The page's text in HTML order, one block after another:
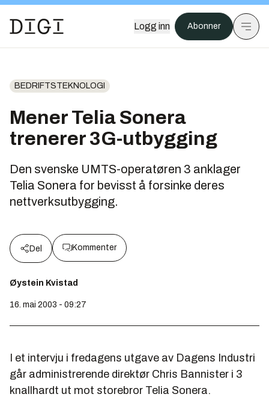
Logg inn Abonner
BEDRIFTSTEKNOLOGI
Mener Telia Sonera
trenerer 3G-utbygging
Den svenske UMTS-operatøren 3 anklager
Telia Sonera for bevisst å forsinke deres
nettverksutbygging.
Del Kommenter
Øystein Kvistad
16. mai 2003 - 09:27
I et intervju i fredagens utgave av Dagens Industri
går administrerende direktør Chris Bannister i 3
knallhardt ut mot storebror Telia Sonera.